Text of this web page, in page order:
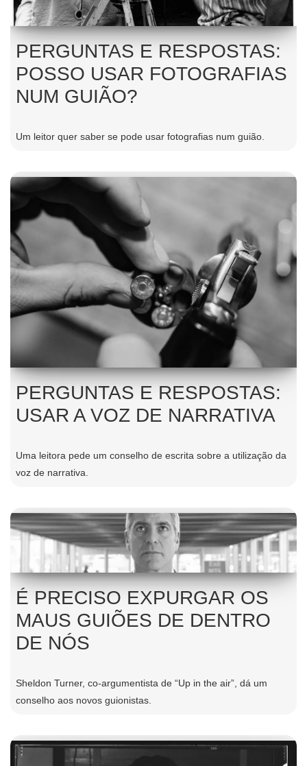
PERGUNTAS E RESPOSTAS:
POSSO USAR FOTOGRAFIAS
NUM GUIÃO?
Um leitor quer saber se pode usar fotografias num guião.
PERGUNTAS E RESPOSTAS:
USAR A VOZ DE NARRATIVA
Uma leitora pede um conselho de escrita sobre a utilização da
voz de narrativa.
É PRECISO EXPURGAR OS
MAUS GUIÕES DE DENTRO
DE NÓS
Sheldon Turner, co-argumentista de “Up in the air”, dá um
conselho aos novos guionistas.